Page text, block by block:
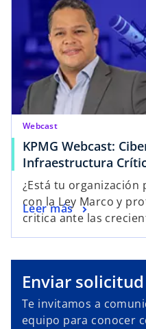
Webcast
KPMG Webcast:
Infraestructura
¿Está tu
con la Ley Marco y
critica ante las
Leer más
Enviar
Te invitamos a
equipo para conocer